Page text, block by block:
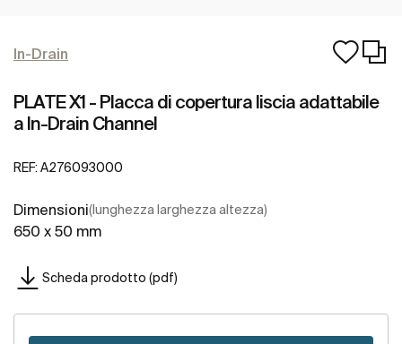
In-Drain
PLATE X1 - Placca di copertura liscia adattabile
a In-Drain Channel
REF: A276093000
Dimensioni(lunghezza larghezza altezza)
650 x 50 mm
Scheda prodotto (pdf)